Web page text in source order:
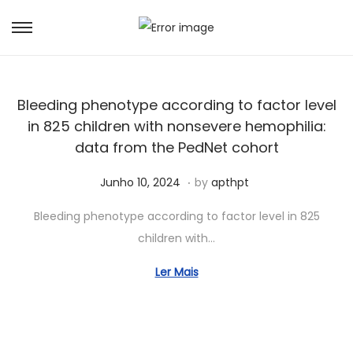
Bleeding phenotype according to factor level
in 825 children with nonsevere hemophilia:
data from the PedNet cohort
Posted on
Junho 10, 2024 S
t
e
m
. by apthpt
Bleeding phenotype according to factor level in 825
children with…
Ler Mais